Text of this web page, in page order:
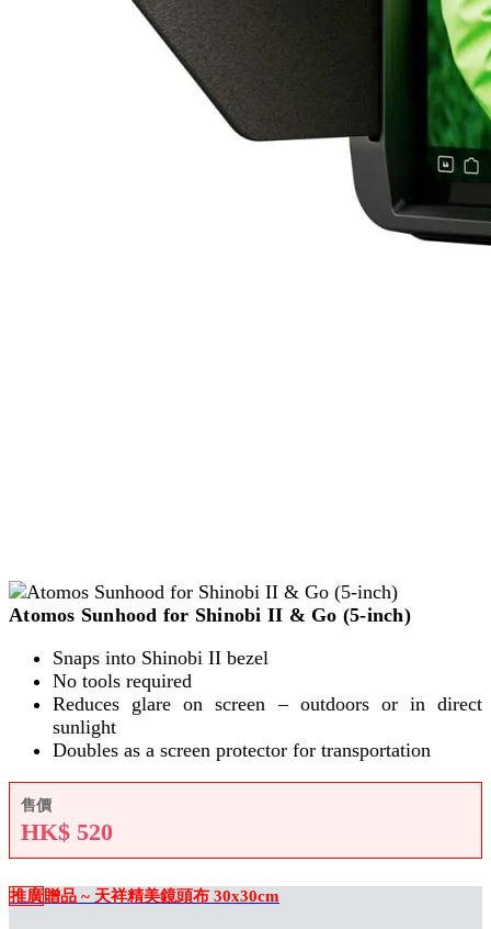
Atomos Sunhood for Shinobi II & Go (5-inch)
Snaps into Shinobi II bezel
No tools required
Reduces glare on screen – outdoors or in direct
sunlight
Doubles as a screen protector for transportation
售價
HK$ 520
推廣贈品 ~ 天祥精美鏡頭布 30x30cm